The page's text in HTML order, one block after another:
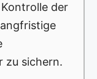
der
zu sichern.